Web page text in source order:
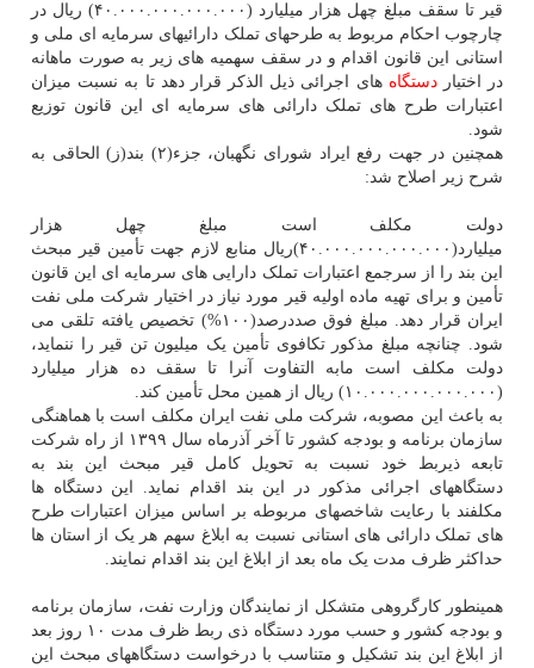
قیر تا سقف مبلغ چهل هزار میلیارد (۴۰.۰۰۰.۰۰۰.۰۰۰.۰۰۰) ریال در
چارچوب احکام مربوط به طرحهای تملک دارائی­های سرمایه ­ای ملی و
استانی این قانون اقدام و در سقف سهمیه های زیر به­ صورت ماهانه
در اختیاردستگاه های اجرائی ذیل الذکر قرار دهد تا به نسبت میزان
اعتبارات طرح های تملک دارائی­ های سرمایه ای این قانون توزیع
‬شود.
‫همچنین در جهت رفع ایراد شورای نگهبان، جزء(۲) بند(ز) الحاقی به
شرح زیر اصلاح شد: ‬
دولت مکلف است مبلغ چهل هزار
میلیارد(۴۰.۰۰۰.۰۰۰.۰۰۰.۰۰۰)ریال منابع لازم جهت تأمین قیر مبحث
این بند را از سرجمع اعتبارات تملک دارایی های سرمایه ای این قانون
تأمین و برای تهیه ماده اولیه قیر مورد نیاز در اختیار شرکت ملی نفت
ایران قرار دهد. مبلغ فوق صددرصد(۱۰۰%) تخصیص یافته تلقی می
شود. چنانچه مبلغ مذکور تکافوی تأمین یک میلیون تن قیر را ننماید،
دولت مکلف است مابه التفاوت آنرا تا سقف ده هزار میلیارد
(۱۰.۰۰۰.۰۰۰.۰۰۰.۰۰۰) ریال از همین محل تأمین کند.‬
‫به باعث این مصوبه، شرکت ملی نفت ایران مکلف است با هماهنگی
سازمان برنامه و بودجه کشور تا آخر آذرماه سال ۱۳۹۹ از راه شرکت
تابعه ذیربط خود نسبت به تحویل کامل قیر مبحث این بند به
دستگاههای اجرائی مذکور در این بند اقدام نماید. این دستگاه ها
مکلفند با رعایت شاخصهای مربوطه بر اساس میزان اعتبارات طرح
های تملک دارائی­ های استانی نسبت به ابلاغ سهم هر یک از استان ها
حداکثر ظرف مدت یک ماه بعد از ابلاغ این بند اقدام نمایند. ‬
همینطور کارگروهی متشکل از نمایندگان وزارت نفت، سازمان برنامه
و بودجه کشور و حسب مورد دستگاه ذی ربط ظرف مدت ۱۰ روز بعد
از ابلاغ این بند تشکیل و متناسب با درخواست دستگاههای مبحث این